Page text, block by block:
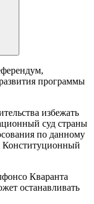
программы
избежать
суд страны
по данному
Конституционный
Кваранта
останавливать